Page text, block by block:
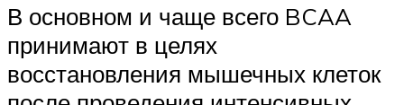
В основном и чаще всего BCAA
принимают в целях
восстановления мышечных клеток